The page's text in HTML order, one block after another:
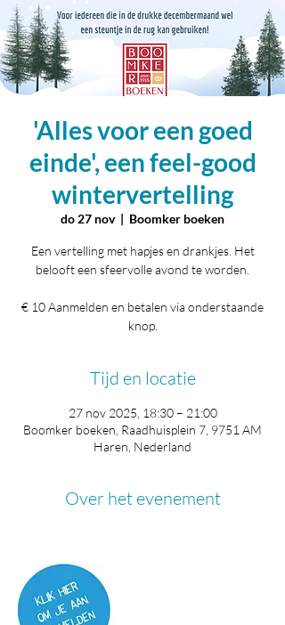
'Alles voor een goed
einde', een feel-good
wintervertelling
do 27 nov
  |
Boomker boeken
Een vertelling met hapjes en drankjes. Het
belooft een sfeervolle avond te worden.
€ 10 Aanmelden en betalen via onderstaande
knop.
Tijd en locatie
27 nov 2025, 18:30 – 21:00
Boomker boeken, Raadhuisplein 7, 9751 AM
Haren, Nederland
Over het evenement